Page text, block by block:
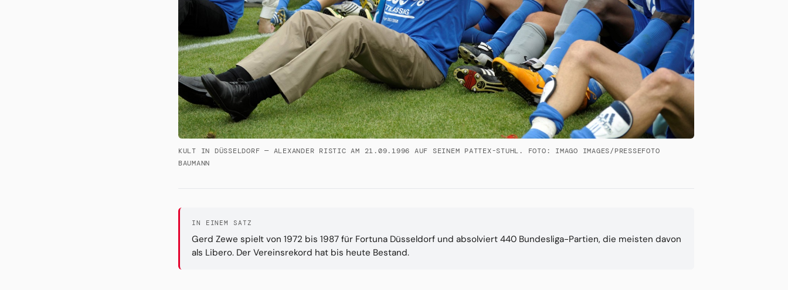
KULT IN DÜSSELDORF — ALEXANDER RISTIC AM 21.09.1996 AUF SEINEM PATTEX-STUHL. FOTO: IMAGO IMAGES/PRESSEFOTO
BAUMANN
IN EINEM SATZ
Gerd Zewe spielt von 1972 bis 1987 für Fortuna Düsseldorf und absolviert 440 Bundesliga-Partien, die meisten davon
als Libero. Der Vereinsrekord hat bis heute Bestand.